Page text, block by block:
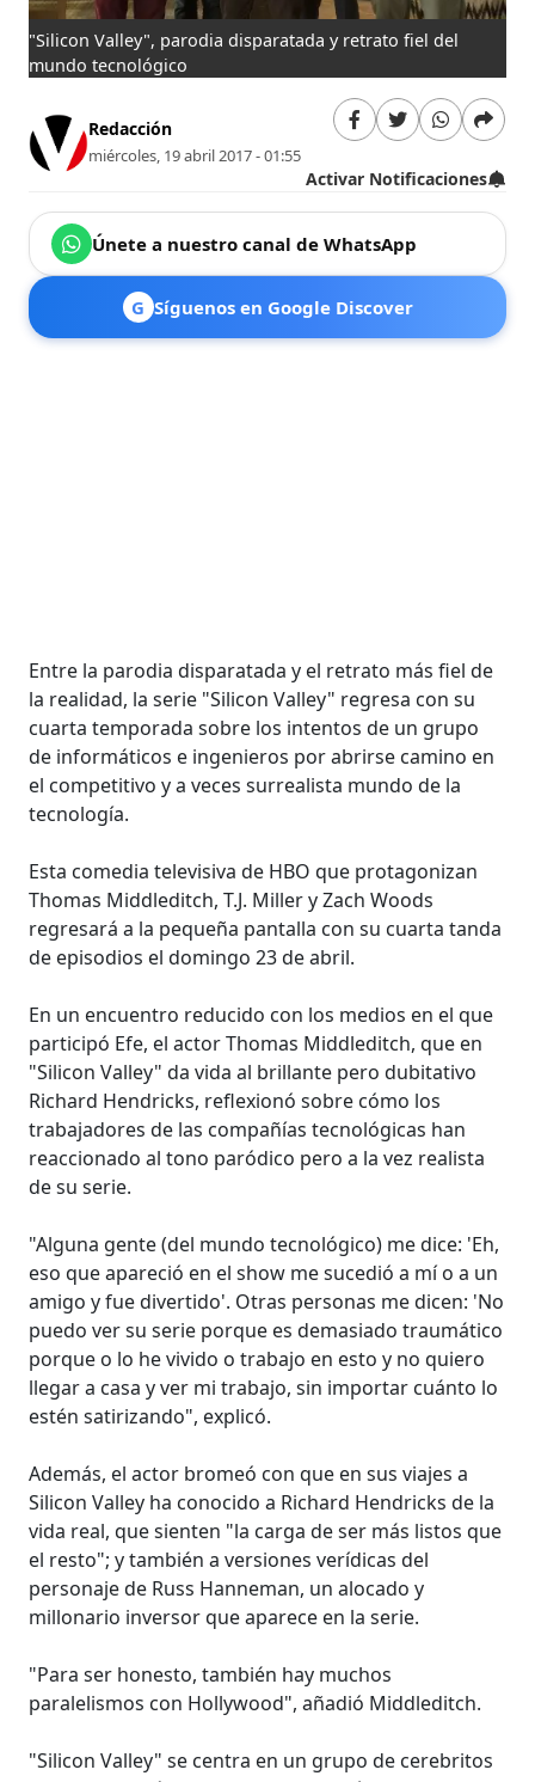
"Silicon Valley", parodia disparatada y retrato fiel del
mundo tecnológico
Redacción
miércoles, 19 abril 2017 - 01:55
Activar Notificaciones
Únete a nuestro canal de WhatsApp
G Síguenos en Google Discover
Entre la parodia disparatada y el retrato más fiel de
la realidad, la serie "Silicon Valley" regresa con su
cuarta temporada sobre los intentos de un grupo
de informáticos e ingenieros por abrirse camino en
el competitivo y a veces surrealista mundo de la
tecnología.
Esta comedia televisiva de HBO que protagonizan
Thomas Middleditch, T.J. Miller y Zach Woods
regresará a la pequeña pantalla con su cuarta tanda
de episodios el domingo 23 de abril.
En un encuentro reducido con los medios en el que
participó Efe, el actor Thomas Middleditch, que en
"Silicon Valley" da vida al brillante pero dubitativo
Richard Hendricks, reflexionó sobre cómo los
trabajadores de las compañías tecnológicas han
reaccionado al tono paródico pero a la vez realista
de su serie.
"Alguna gente (del mundo tecnológico) me dice: 'Eh,
eso que apareció en el show me sucedió a mí o a un
amigo y fue divertido'. Otras personas me dicen: 'No
puedo ver su serie porque es demasiado traumático
porque o lo he vivido o trabajo en esto y no quiero
llegar a casa y ver mi trabajo, sin importar cuánto lo
estén satirizando", explicó.
Además, el actor bromeó con que en sus viajes a
Silicon Valley ha conocido a Richard Hendricks de la
vida real, que sienten "la carga de ser más listos que
el resto"; y también a versiones verídicas del
personaje de Russ Hanneman, un alocado y
millonario inversor que aparece en la serie.
"Para ser honesto, también hay muchos
paralelismos con Hollywood", añadió Middleditch.
"Silicon Valley" se centra en un grupo de cerebritos